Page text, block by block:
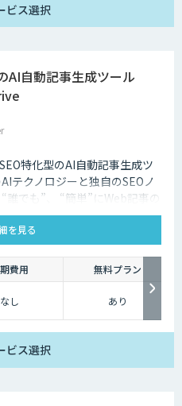
ビス選択
AI自動記事生成ツール
特化型のAI自動記事生成ツ
テクノロジーと独自のSEOノ
誰でも”、 “簡単”にWeb記事の
ングを可能にします。
を見る
費用
無料プラン
なし あり
ビス選択